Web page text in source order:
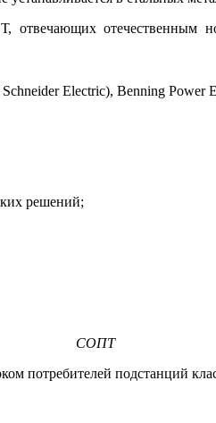
отечественным
Electric), Benning Power
решений;
СОПТ
потребителей подстанций